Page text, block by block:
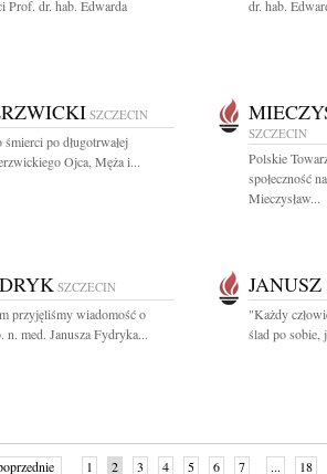
Prof. dr. hab. Edwarda
dr. hab.
SZCZECIN
po długotrwałej
Ojca, Męża i...
SZCZECIN
Polskie
społeczność
Mieczysław...
SZCZECIN
przyjęliśmy wiadomość o
n. med. Janusza Fydryka...
"Każdy
ślad po sobie,
1 2 3 4 5 6 7 ... 18